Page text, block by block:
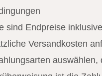
sind Endpreise
Versandkosten